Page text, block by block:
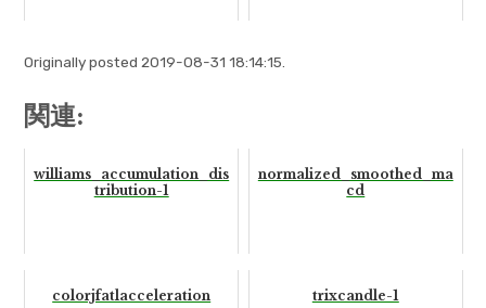
Originally posted 2019-08-31 18:14:15.
関連:
williams_accumulation_dis
tribution-1
normalized_smoothed_ma
cd
colorjfatlacceleration trixcandle-1